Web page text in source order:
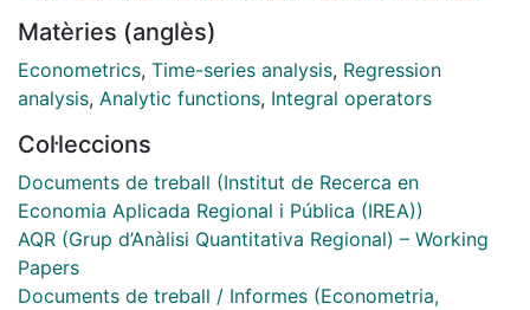
initial hypothesis is supported by the simulation
experiment that has been conducted.
Matèries (anglès)
Econometrics, Time-series analysis, Regression
analysis, Analytic functions, Integral operators
Col·leccions
Documents de treball (Institut de Recerca en
Economia Aplicada Regional i Pública (IREA))
AQR (Grup d’Anàlisi Quantitativa Regional) – Working
Papers
Documents de treball / Informes (Econometria,